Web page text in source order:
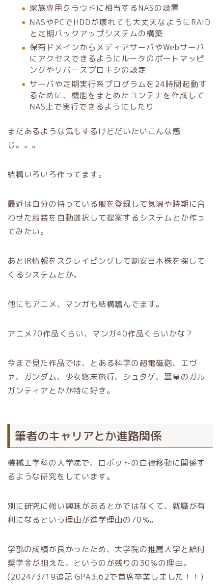
家族専用クラウドに相当するNASの設置
NASやPCでHDDが壊れても大丈夫なようにRAID
と定期バックアップシステムの構築
保有ドメインからメディアサーバやWebサーバ
にアクセスできるようにルータのポートマッピ
ングやリバースプロキシの設定
サーバや定期実行系プログラムを24時間起動す
るために、機能をまとめたコンテナを作成して
NAS上で実行できるようにしたり
まだあるような気もするけどだいたいこんな感
じ。。。
結構いろいろ作ってます。
最近は自分の持っている服を登録して気温や時期に合
わせた服装を自動選択して提案するシステムとか作っ
てみたい。
あとIR情報をスクレイピングして割安日本株を探して
くるシステムとか。
他にもアニメ、マンガも結構嗜んでます。
アニメ70作品くらい、マンガ40作品くらいかな？
今まで見た作品では、とある科学の超電磁砲、エヴ
ァ、ガンダム、少女終末旅行、シュタゲ、翠星のガル
ガンティアとかが特に好き。
筆者のキャリアとか進路関係
機械工学科の大学院で、ロボットの自律移動に関係す
るような研究をしています。
別に研究に強い興味があるとかではなくて、就職が有
利になるという理由が進学理由の70％。
学部の成績が良かったため、大学院の推薦入学と給付
奨学金が狙えた、というのが残りの30％の理由。
(2024/3/19追記 GPA3.62で首席卒業しました！！)